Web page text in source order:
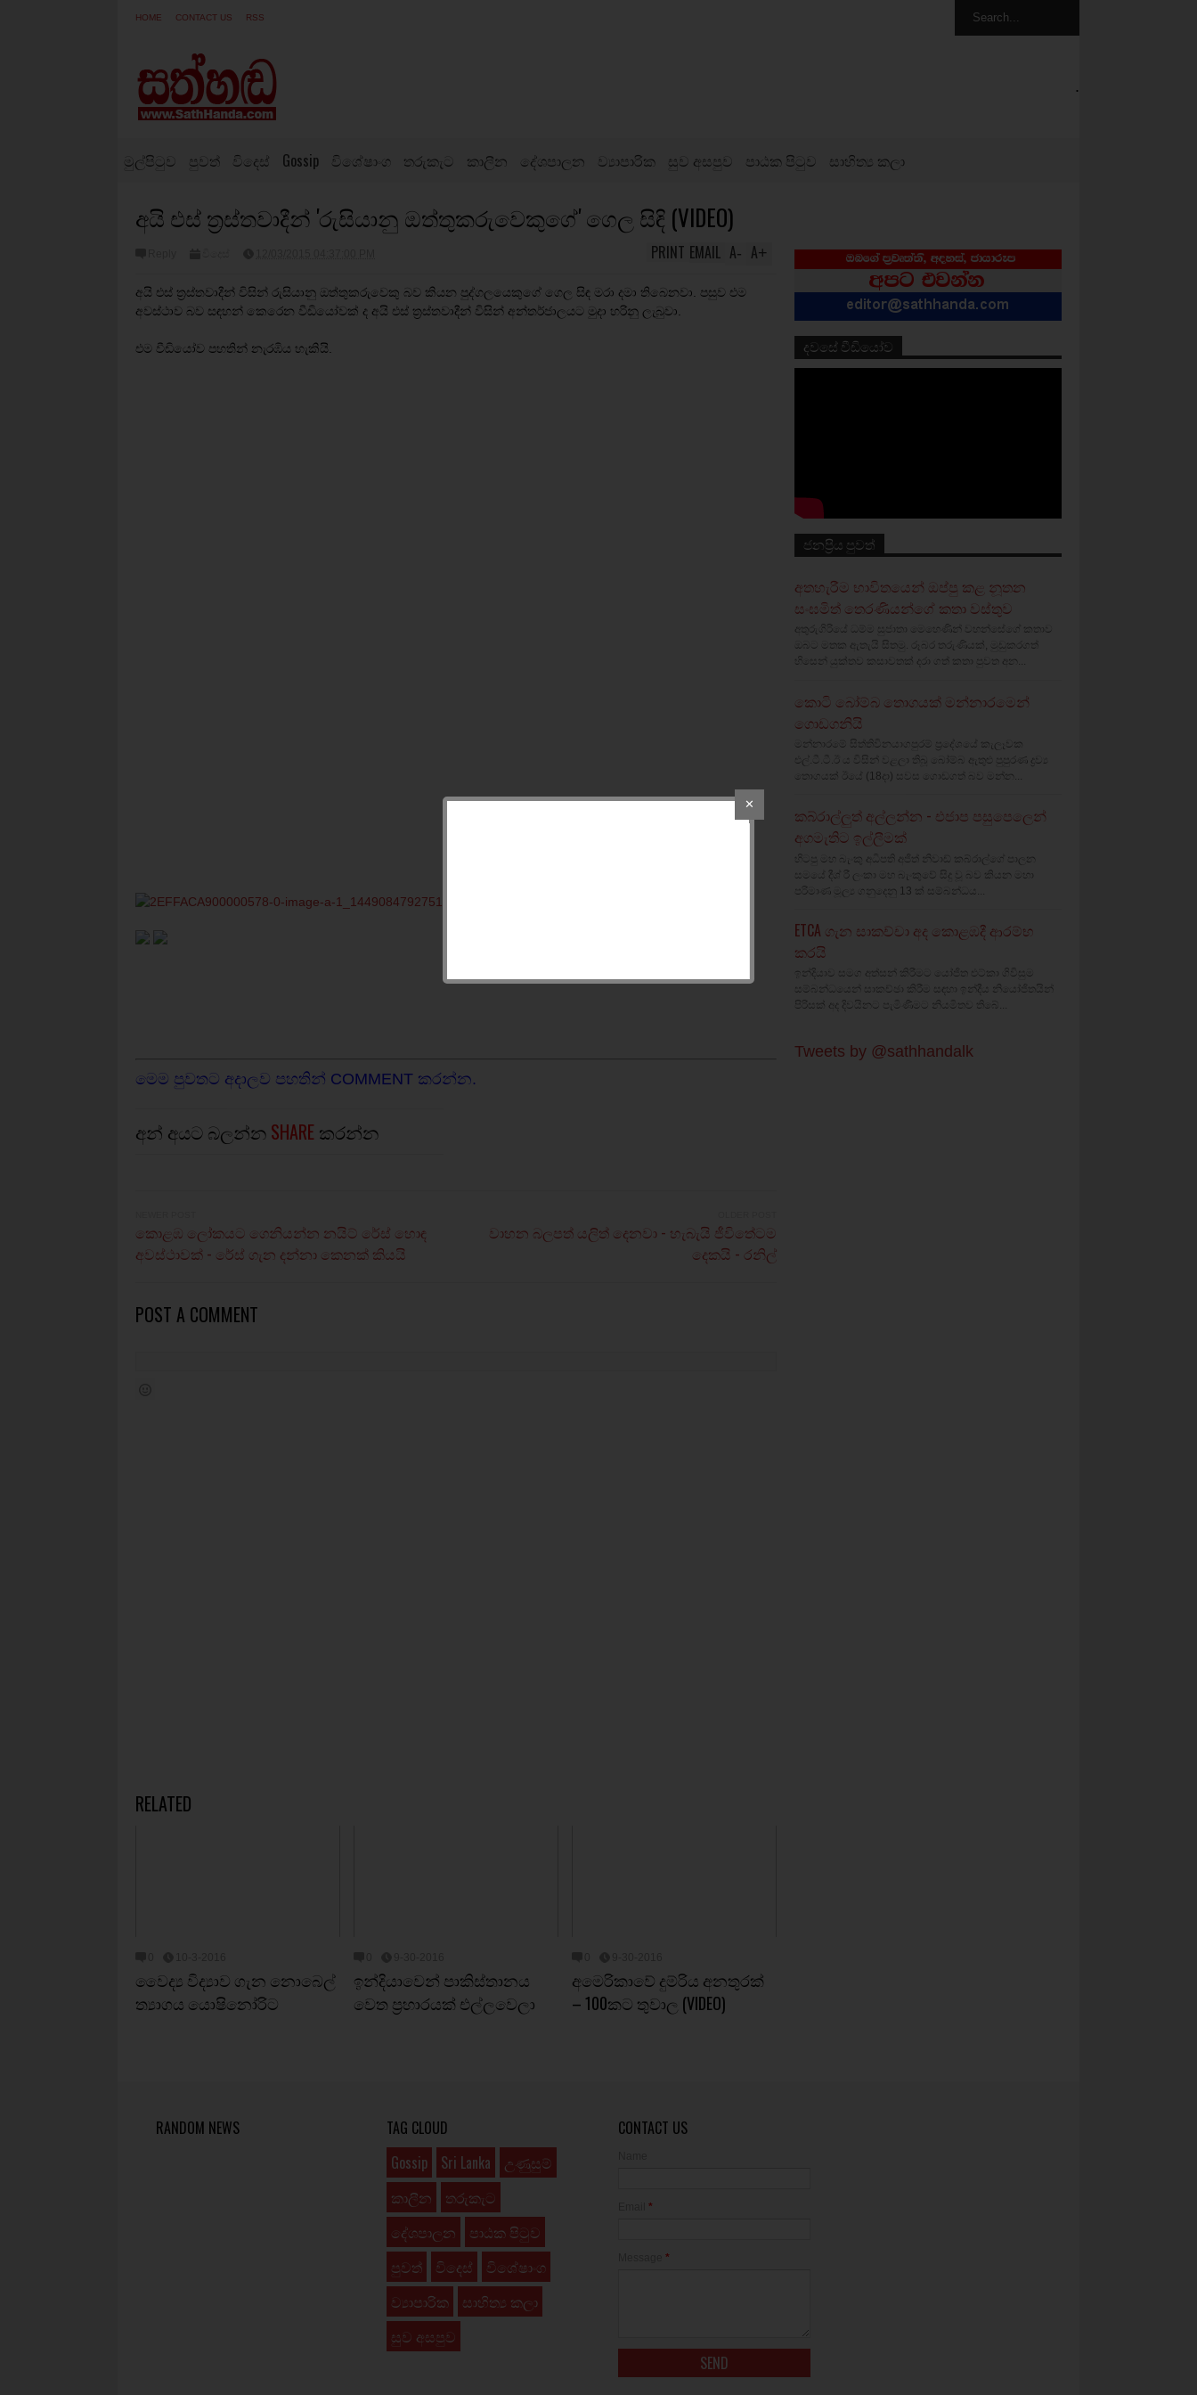
HOME CONTACT US RSS
.
මුල්පිටුව පුවත් විදෙස් Gossip විශේෂාංග තරුකැට කාලීන දේශපාලන ව්‍යාපාරික සුව අසපුව පාඨක පිටුව සාහිත්‍ය කලා
අයි එස් ත‍්‍රස්තවාදීන් 'රුසියානු ඔත්තුකරුවෙකුගේ' ගෙල සිඳි (VIDEO)
A+
A-
EMAIL
PRINT
අයි එස් ත‍්‍රස්තවාදීන් විසින් රුසියානු ඔත්තුකරුවෙකු බව කියන පුද්ගලයෙකුගේ ගෙල සිඳ මරා දමා තිබෙනවා. පසුව එම
අවස්ථාව බව සඳහන් කෙරෙන වීඩියෝවක් ද අයි එස් ත‍්‍රස්තවාදීන් විසින් අන්තර්ජාලයට මුදා හරිනු ලැබුවා.
එම වීඩියෝව පහතින් නැරඹිය හැකියි.
මෙම පුවතට අදාලව පහතින් COMMENT කරන්න.
අන් අයට බලන්න SHARE කරන්න
කොළඹ ලෝකයට ගෙනියන්න නයිට් රේස් හොඳ
අවස්ථාවක් - රේස් ගැන දන්නා කෙනක් කියයි
වාහන බලපත් යලිත් දෙනවා - හැබැයි ජීවිතේටම
දෙකයි - රනිල්
POST A COMMENT
RELATED
වෛද්‍ය විද්‍යාව ගැන නොබෙල්
ත්‍යාගය යොෂිනෝරිට
ඉන්දියාවෙන් පාකිස්තානය
වෙත ප්‍රහාරයක් එල්ලවෙලා
අමෙරිකාවේ දුම්රිය අනතුරක්
– 100කට තුවාල (VIDEO)
දවසේ වීඩියෝව
ජනප්‍රිය පුවත්
අතහැරීම භාවිතයෙන් ඔප්පු කළ නූතන
සංඝමිත් තෙරණියන්ගේ කතා වස්‌තුව
අතුරුගිරියේ ධම්ම සුජාතා මෙහෙණින් වහන්සේගේ කතාව
ඔබට මතක ඇතැයි සිතමු. රූබර තරුණියක්‌, මුඩුකරගත්
හිසෙන් යුක්‌තව කසාවතක්‌ දරා ගත් කතා පුවත අන...
කොටි බෝම්බ තොගයක් මන්නාරමෙන්
ගොඩගනියි
මන්නාරමේ සිත්තිවිනයාගපුරම් ප්‍රදේශයේ කැලෑවක
එල්.ටී.ටී.ඊ ය විසින් වළලා තිබූ බෝම්බ ඇතුළු පුපුරණ ද්‍රව්‍ය
තොගයක් ඊයේ (18දා) සවස ගොඩගත් බව මන්න...
කබ්රාල්ලුත් අල්ලන්න - එජාප පසුපෙලෙන්
අගමැතිට ඉල්ලීමක්
හිටපු මහ බැංකු අධිපති අජිත් නිවාඩ් කබ්රාල්ගේ පාලන
සමයේ දීශ්‍ රී ලංකා මහ බැංකුවේ සිදු වූ බව කියන මහා
පරිමාණ මූල්‍ය ගනුදෙනු 13 ක් සම්බන්ධය...
ETCA ගැන සාකච්චා අද කොළඹදී ආරම්භ
කරයි
ඉන්දියාව සමග අත්සන් කිරීමට යෝජිත එට්කා ගිවිසුම
සම්බන්ධයෙන් සාකච්ඡා කිරීම සඳහා ඉන්දීය නියෝජිතයින්
පිරිසක් අද දිවයිනට පැමිණීමට නියමිතව තිබේ...
Tweets by @sathhandalk
✕
RANDOM NEWS
TAG CLOUD
Gossip
Sri Lanka
උණුසුම්
කාලීන
තරුකැට
දේශපාලන
පාඨක පිටුව
පුවත්
විදෙස්
විශේෂාංග
ව්‍යාපාරික
සාහිත්‍ය කලා
සුව අසපුව
CONTACT US
*
*